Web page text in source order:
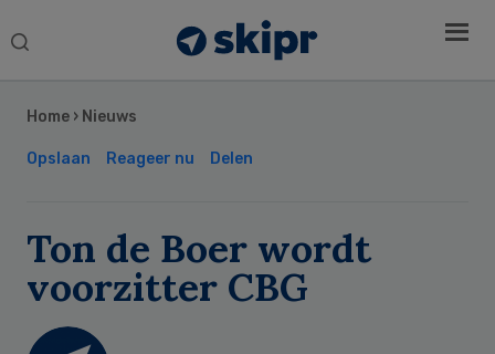
Search
Home › Nieuws
Opslaan Reageer nu Delen
Ton de Boer wordt
voorzitter CBG
Sidebar